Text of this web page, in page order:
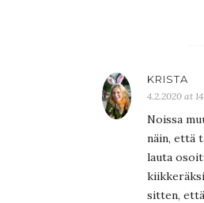
KRISTA
4.2.2020 at
Noissa
näin, että
lauta
sitten,